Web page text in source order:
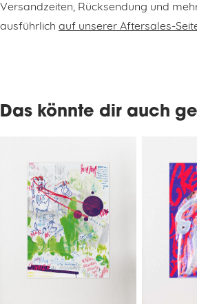
Versandzeiten, Rücksendung und
ausführlich auf unserer Aftersales-
Das könnte dir auch